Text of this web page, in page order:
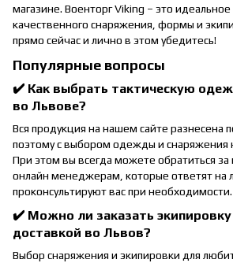
магазине. Военторг Viking – это идеальное
качественного снаряжения, формы и
прямо сейчас и лично в этом убедитесь!
Популярные вопросы
✔️ Как выбрать тактическую
во Львове?
Вся продукция на нашем сайте разнесена
поэтому с выбором одежды и снаряжения
При этом вы всегда можете обратиться
онлайн менеджерам, которые ответят на
проконсультируют вас при необходимости.
✔️ Можно ли заказать
доставкой во Львов?
Выбор снаряжения и экипировки для